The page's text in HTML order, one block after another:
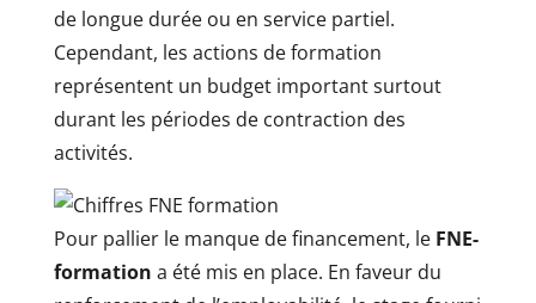
de longue durée ou en service partiel.
Cependant, les actions de formation
représentent un budget important surtout
durant les périodes de contraction des
activités.
Pour pallier le manque de financement, le FNE-
formation a été mis en place. En faveur du